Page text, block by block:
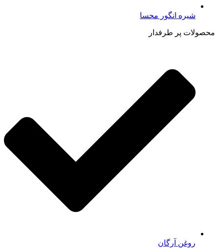
شیره انگور محسا
محصولات پر طرفدار
روغن آرگان